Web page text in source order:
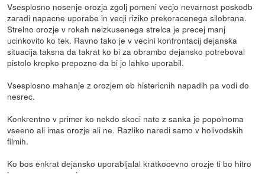
Vsesplosno nosenje orozja zgolj pomeni vecjo nevarnost poskodb
zaradi napacne uporabe in vecji riziko prekoracenega silobrana.
Strelno orozje v rokah neizkusenega strelca je precej manj
ucinkovito ko tek. Ravno tako je v vecini konfrontacij dejanska
situacija taksna da takrat ko bi za obrambo dejansko potreboval
pistolo krepko prepozno da bi jo lahko uporabil.
Vsesplosno mahanje z orozjem ob histericnih napadih pa vodi do
nesrec.
Konkrentno v primer ko nekdo skoci nate z sanka je popolnoma
vseeno ali imas orozje ali ne. Razliko naredi samo v holivodskih
filmih.
Ko bos enkrat dejansko uporabljalal kratkocevno orozje ti bo hitro